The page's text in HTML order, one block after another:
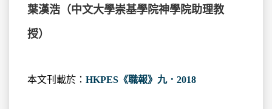
葉漢浩（中文大學崇基學院神學院助理教
授）
本文刊載於： HKPES《職報》九．2018